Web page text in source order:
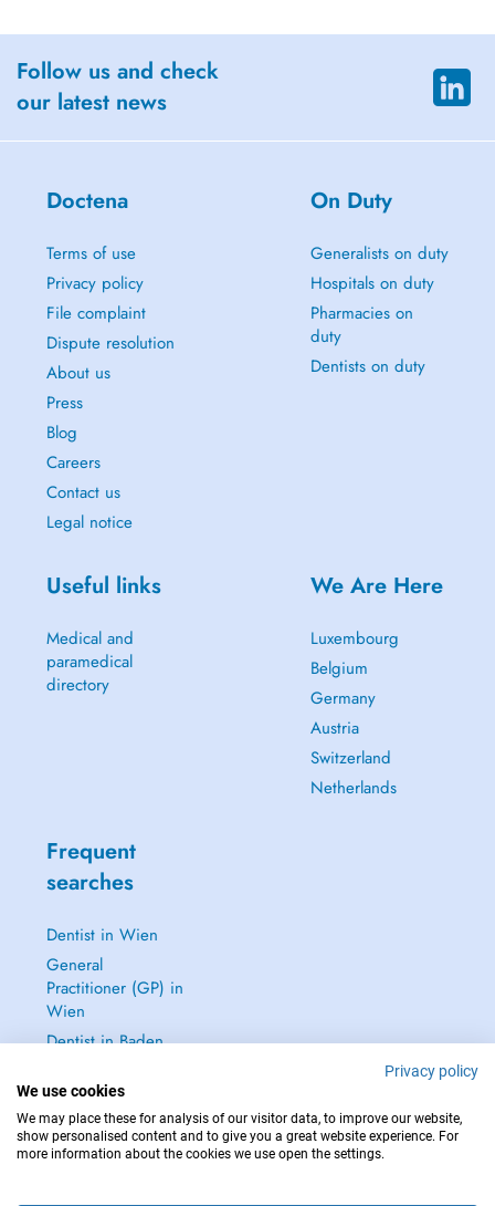
Follow us and check
our latest news
Doctena
Terms of use
Privacy policy
File complaint
Dispute resolution
About us
Press
Blog
Careers
Contact us
Legal notice
On Duty
Generalists on duty
Hospitals on duty
Pharmacies on
duty
Dentists on duty
Useful links
Medical and
paramedical
directory
We Are Here
Luxembourg
Belgium
Germany
Austria
Switzerland
Netherlands
Frequent
searches
Dentist in Wien
General
Practitioner (GP) in
Wien
Dentist in Baden
Baden
See all →
Privacy policy
We use cookies
We may place these for analysis of our visitor data, to improve our website,
show personalised content and to give you a great website experience. For
more information about the cookies we use open the settings.